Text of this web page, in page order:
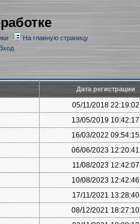
На главную страницу
Дата регистрации
05/11/2018 22:19:02
13/05/2019 10:42:17
16/03/2022 09:54:15
06/06/2023 12:20:41
11/08/2023 12:42:07
10/08/2023 12:42:46
17/11/2021 13:28:40
08/12/2021 18:27:10